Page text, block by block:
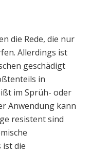
die Rede, die nur
Allerdings ist
geschädigt
in
im Sprüh- oder
Anwendung kann
resistent sind
ist die